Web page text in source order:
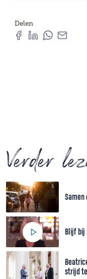
Delen
Verder
Samen
Blijf bij
strijd